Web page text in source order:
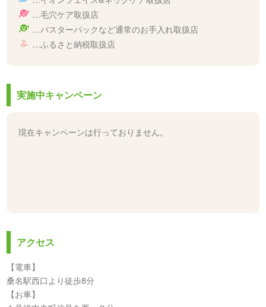
…毛穴ケア取扱店
…パスターパックなど通常のお手入れ取扱店
…ふるさと納税取扱店
実施中キャンペーン
現在キャンペーンは行っておりません。
アクセス
【電車】
桑名駅西口より徒歩8分
【お車】